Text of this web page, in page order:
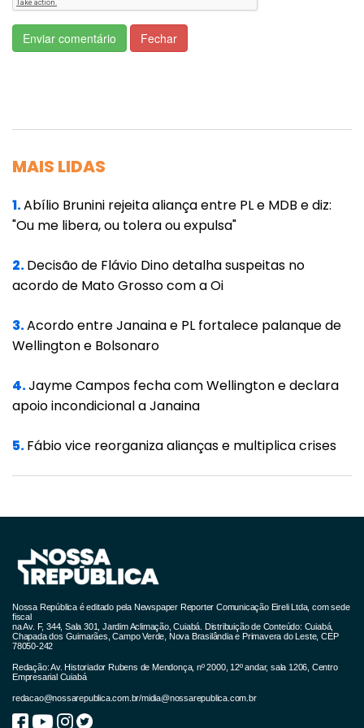
milhões, conforme a projeção do IBGE.
Na sequência, aparecem Minas Gerais (21,4
As estimativas populacionais representam
um dos parâmetros utilizados pelo Tribunal
de Contas da União para o cálculo do Fundo
referência para indicadores sociais,
Segundo o IBGE, as estimativas populacionais
acordo com o gerente de Estimativas e
Projeções de População do IBGE, Márcio
Mitsuo Minamiguchi, dados preliminares do
Registro Civil e do Ministério da Saúde
também tenham ocorrido alterações nos
fluxos migratórios. As implicações disso no
tamanho da população, contudo, serão
verificadas a partir do próximo Censo
Demográfico", pondera o IBGE.
"Como a pandemia ainda está em curso e
devido à ausência de novos dados a respeito
Enviar comentário Fechar
MAIS LIDAS
1.Abílio Brunini rejeita aliança entre PL e MDB e diz:
"Ou me libera, ou tolera ou expulsa"
2.Decisão de Flávio Dino detalha suspeitas no
acordo de Mato Grosso com a Oi
3.Acordo entre Janaina e PL fortalece palanque de
Wellington e Bolsonaro
4.Jayme Campos fecha com Wellington e declara
apoio incondicional a Janaina
5.Fábio vice reorganiza alianças e multiplica crises
Nossa República é editado pela Newspaper Reporter Comunicação Eireli Ltda, com sede
fiscal
na Av. F, 344, Sala 301, Jardim Aclimação, Cuiabá. Distribuição de Conteúdo: Cuiabá,
Chapada dos Guimarães, Campo Verde, Nova Brasilândia e Primavera do Leste, CEP
78050-242
Redação: Av. Historiador Rubens de Mendonça, nº 2000, 12º andar, sala 1206, Centro
Empresarial Cuiabá
redacao@nossarepublica.com.br/midia@nossarepublica.com.br